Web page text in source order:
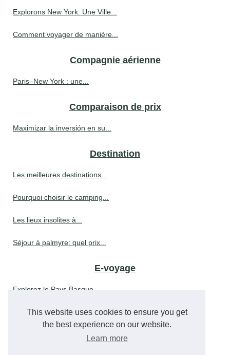
This website uses cookies to ensure you get
the best experience on our website.
Learn more
Explorons New York: Une Ville...
Comment voyager de manière...
Compagnie aérienne
Paris–New York : une...
Comparaison de prix
Maximizar la inversión en su...
Destination
Les meilleures destinations...
Pourquoi choisir le camping...
Les lieux insolites à...
Séjour à palmyre: quel prix...
E-voyage
Explorez le Pays Basque...
Découvrez les meilleures...
Profitez d'un hébergement...